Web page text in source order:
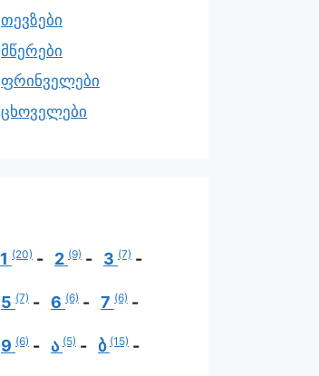
თევზები
მწერები
ფრინველები
ცხოველები
1 (20) 2 (9) 3 (7)
5 (7) 6 (6) 7 (6)
9 (6) ა (5) ბ (15)